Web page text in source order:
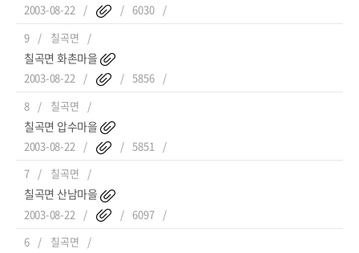
2003-08-22
6030
9
칠곡면
칠곡면 화촌마을
2003-08-22
5856
8
칠곡면
칠곡면 압수마을
2003-08-22
5851
7
칠곡면
칠곡면 산남마을
2003-08-22
6097
6
칠곡면